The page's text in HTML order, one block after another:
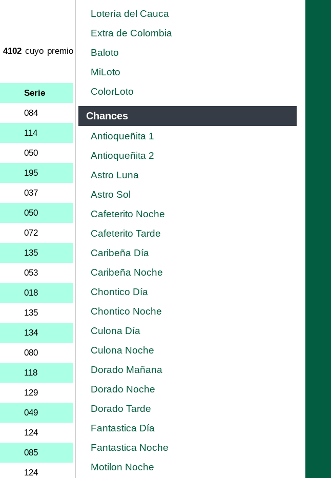
cuyo premio
Serie
084
114
050
195
037
050
072
135
053
018
135
134
080
118
129
049
124
085
124
Lotería del Cauca
Extra de Colombia
Baloto
MiLoto
ColorLoto
Chances
Antioqueñita 1
Antioqueñita 2
Astro Luna
Astro Sol
Cafeterito Noche
Cafeterito Tarde
Caribeña Día
Caribeña Noche
Chontico Día
Chontico Noche
Culona Día
Culona Noche
Dorado Mañana
Dorado Noche
Dorado Tarde
Fantastica Día
Fantastica Noche
Motilon Noche